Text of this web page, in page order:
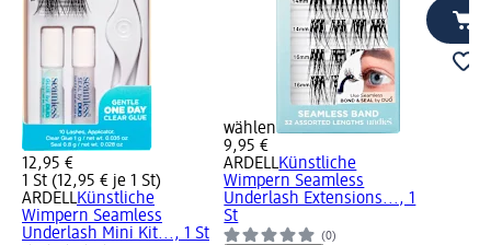
12,95 €
1 St (12,95 € je 1 St)
ARDELLKünstliche
Wimpern Seamless
Underlash Mini Kit..., 1 St
wählen
9,95 €
ARDELLKünstliche
Wimpern Seamless
Underlash Extensions..., 1
St
(0)